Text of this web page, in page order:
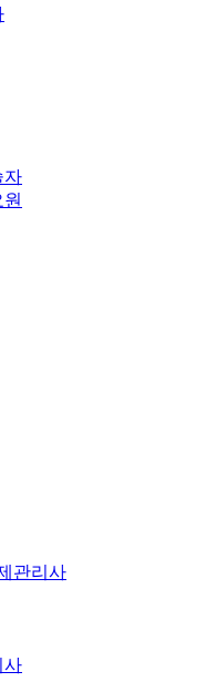
자
관리사
사